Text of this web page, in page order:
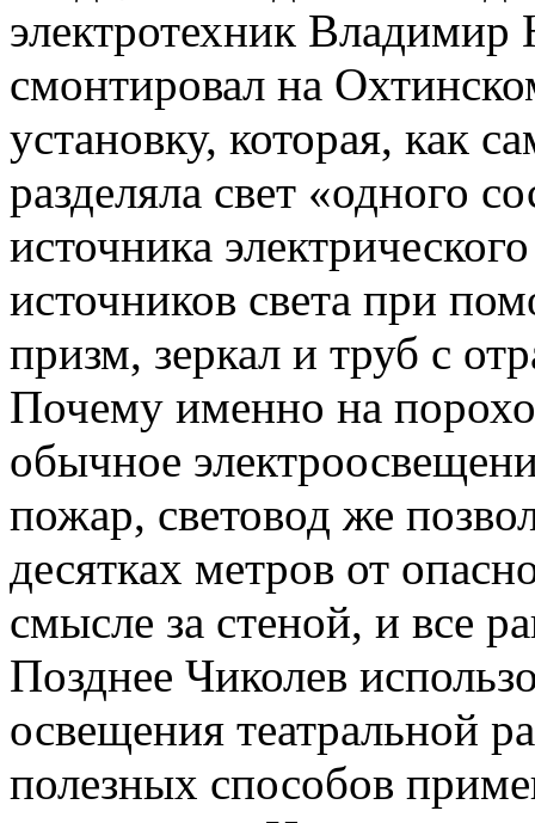
электротехник Владимир
смонтировал на
установку, которая, как
разделяла свет «одного
источника
источников света при
призм, зеркал и труб с
Почему именно на
обычное
пожар, световод же
десятках метров от
смысле за стеной, и все
Позднее Чиколев
освещения театральной
полезных способов